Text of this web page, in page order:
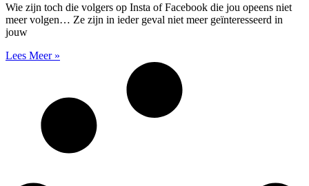
Wie zijn toch die volgers op Insta of Facebook die jou opeens niet
meer volgen… Ze zijn in ieder geval niet meer geïnteresseerd in
jouw
Lees Meer »